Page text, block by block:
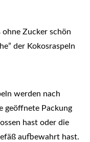
Zucker schön
der Kokosraspeln
werden nach
geöffnete Packung
hast oder die
aufbewahrt hast.